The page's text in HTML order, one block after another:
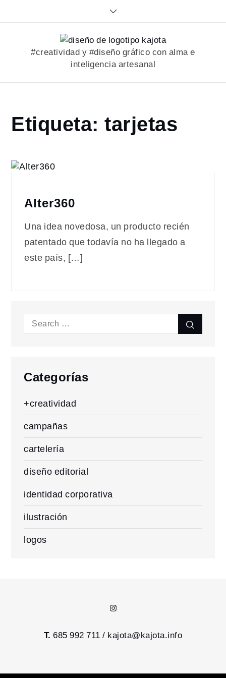
#creatividad y #diseño gráfico con alma e
inteligencia artesanal
Home
portfolio
Etiqueta:tarjetas
Alter360
Una idea novedosa, un producto recién
patentado que todavía no ha llegado a
este país, […]
Search
Categorías
+creatividad
campañas
cartelería
diseño editorial
identidad corporativa
ilustración
logos
Instagram
T. 685 992 711 / kajota@kajota.info